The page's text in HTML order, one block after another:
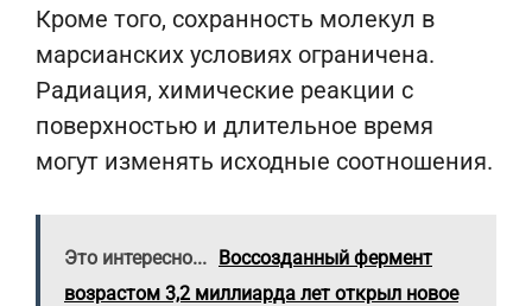
Кроме того, сохранность молекул в
марсианских условиях ограничена.
Радиация, химические реакции с
поверхностью и длительное время
могут изменять исходные соотношения.
Это интересно... Воссозданный фермент
возрастом 3,2 миллиарда лет открыл новое